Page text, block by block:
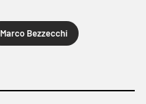
Marco Bezzecchi